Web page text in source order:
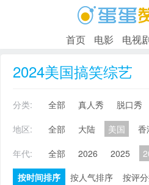
首页 电影 电视
2024美国搞笑综艺
分类: 全部 真人秀 脱口秀
地区:
全部 大陆 美国 香
年代:
全部 2026 2025
按时间排序
按人气排序 按评